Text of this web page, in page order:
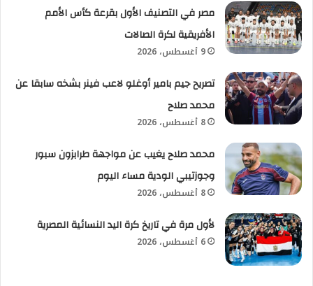
مصر في التصنيف الأول بقرعة كأس الأمم
الأفريقية لكرة الصالات
9 أغسطس، 2026
تصريح جيم بامير أوغلو لاعب فينر بشخه سابقا عن
محمد صلاح
8 أغسطس، 2026
محمد صلاح يغيب عن مواجهة طرابزون سبور
وجوزتيبي الودية مساء اليوم
8 أغسطس، 2026
لأول مرة في تاريخ كرة اليد النسائية المصرية
6 أغسطس، 2026